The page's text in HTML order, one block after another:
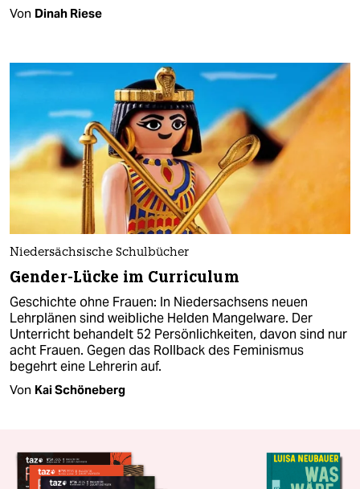
Von Dinah Riese
Niedersächsische Schulbücher
Gender-Lücke im Curriculum
Geschichte ohne Frauen: In Niedersachsens neuen
Lehrplänen sind weibliche Helden Mangelware. Der
Unterricht behandelt 52 Persönlichkeiten, davon sind nur
acht Frauen. Gegen das Rollback des Feminismus
begehrt eine Lehrerin auf.
Von Kai Schöneberg